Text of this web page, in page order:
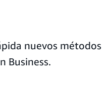
nuevos métodos
Business.